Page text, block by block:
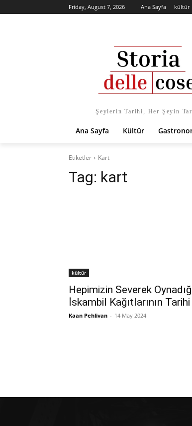
Friday, August 7, 2026 Ana Sayfa kültür
Şeylerin Tarihi, Her Şeyin
Ana Sayfa Kültür
Etiketler Kart
Tag: kart
kültür
Hepimizin Severek
İskambil Kağıtlarının Tarihi
Kaan Pehlivan - 14 May 2024